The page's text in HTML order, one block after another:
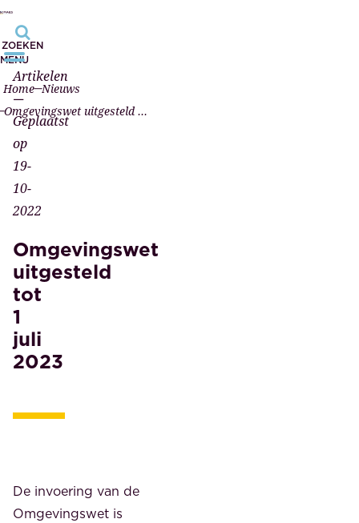
ZOEKEN
MENU
Home Nieuws
Omgevingswet uitgesteld tot 1 juli 2023
Artikelen
—
Geplaatst
op
19-
10-
2022
Omgevingswet
uitgesteld
tot
1
juli
2023
De invoering van de
Omgevingswet is